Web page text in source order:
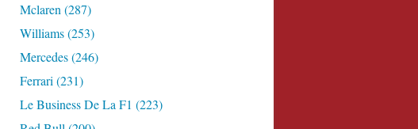
Mclaren (287)
Williams(253)
Mercedes(246)
Ferrari (231)
Le Business De La F1 (223)